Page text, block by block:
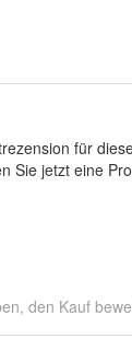
für
Sie jetzt eine
den Kauf